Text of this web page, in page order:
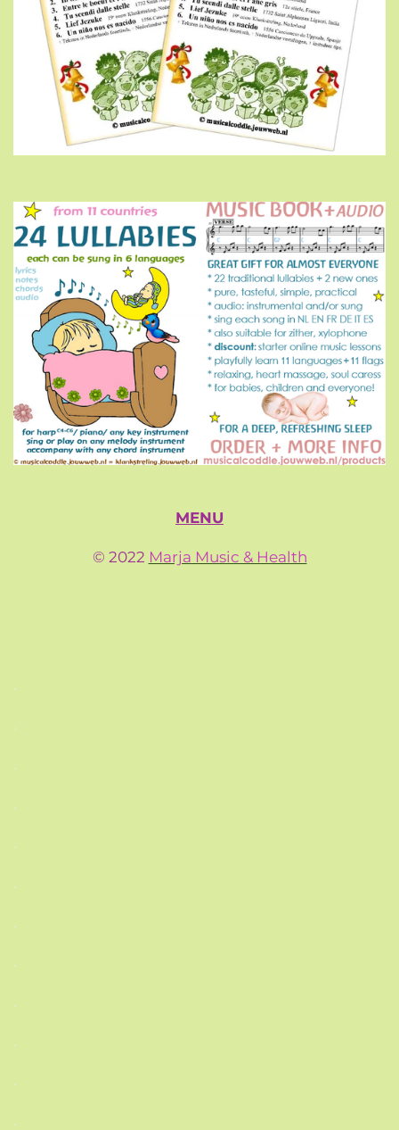
MENU
© 2022 Marja Music & Health
.
.
.
.
.
.
.
.
.
.
.
.